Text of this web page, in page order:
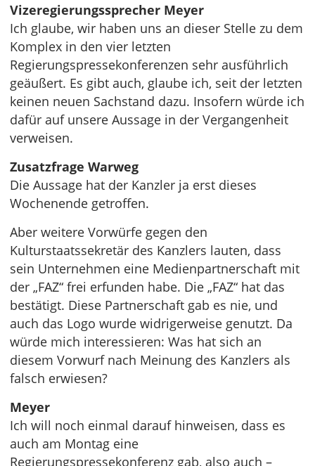
Vizeregierungssprecher Meyer
Ich glaube, wir haben uns an dieser Stelle zu dem
Komplex in den vier letzten
Regierungspressekonferenzen sehr ausführlich
geäußert. Es gibt auch, glaube ich, seit der letzten
keinen neuen Sachstand dazu. Insofern würde ich
dafür auf unsere Aussage in der Vergangenheit
verweisen.
Zusatzfrage Warweg
Die Aussage hat der Kanzler ja erst dieses
Wochenende getroffen.
Aber weitere Vorwürfe gegen den
Kulturstaatssekretär des Kanzlers lauten, dass
sein Unternehmen eine Medienpartnerschaft mit
der „FAZ“ frei erfunden habe. Die „FAZ“ hat das
bestätigt. Diese Partnerschaft gab es nie, und
auch das Logo wurde widrigerweise genutzt. Da
würde mich interessieren: Was hat sich an
diesem Vorwurf nach Meinung des Kanzlers als
falsch erwiesen?
Meyer
Ich will noch einmal darauf hinweisen, dass es
auch am Montag eine
Regierungspressekonferenz gab, also auch –